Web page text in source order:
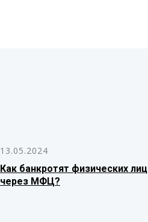
13.05.2024
Как банкротят физических лиц
через МФЦ?